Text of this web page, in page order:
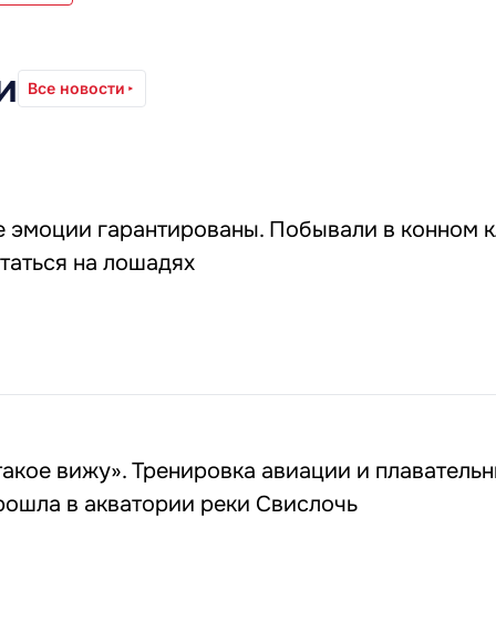
Все новости
гарантированы. Побывали в конном
на лошадях
вижу». Тренировка авиации и
в акватории реки Свислочь